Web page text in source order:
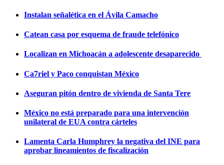
Instalan señalética en el Ávila Camacho
Catean casa por esquema de fraude telefónico
Localizan en Michoacán a adolescente desaparecido
Ca7riel y Paco conquistan México
Aseguran pitón dentro de vivienda de Santa Tere
México no está preparado para una intervención
unilateral de EUA contra cárteles
Lamenta Carla Humphrey la negativa del INE para
aprobar lineamientos de fiscalización